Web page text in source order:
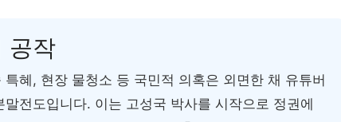
공작
혜, 현장 물청소 등 국민적 의혹은 외면한 채 유튜버
전도입니다. 이는 고성국 박사를 시작으로 정권에